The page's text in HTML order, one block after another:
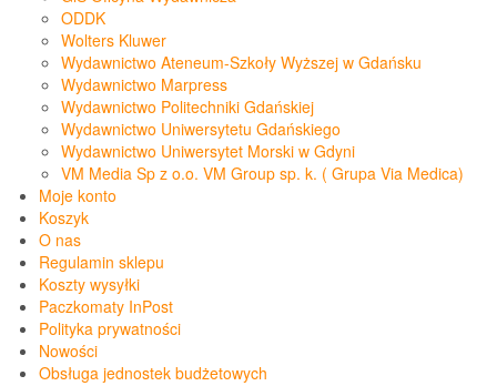
ODDK
Wolters Kluwer
Wydawnictwo Ateneum-Szkoły Wyższej w Gdańsku
Wydawnictwo Marpress
Wydawnictwo Politechniki Gdańskiej
Wydawnictwo Uniwersytetu Gdańskiego
Wydawnictwo Uniwersytet Morski w Gdyni
VM Media Sp z o.o. VM Group sp. k. ( Grupa Via Medica)
Moje konto
Koszyk
O nas
Regulamin sklepu
Koszty wysyłki
Paczkomaty InPost
Polityka prywatności
Nowości
Obsługa jednostek budżetowych